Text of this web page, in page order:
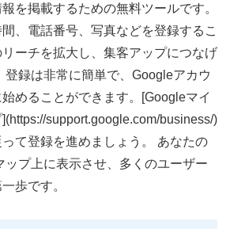
を掲載するための無料ツールです。
、電話番号、写真などを登録するこ
ーチを拡大し、集客アップにつなげ
登録は非常に簡単で、Googleアカウ
めることができます。[Googleマイ
support.google.com/business/)
て登録を進めましょう。 あなたの
ップ上に表示させ、多くのユーザー
歩です。